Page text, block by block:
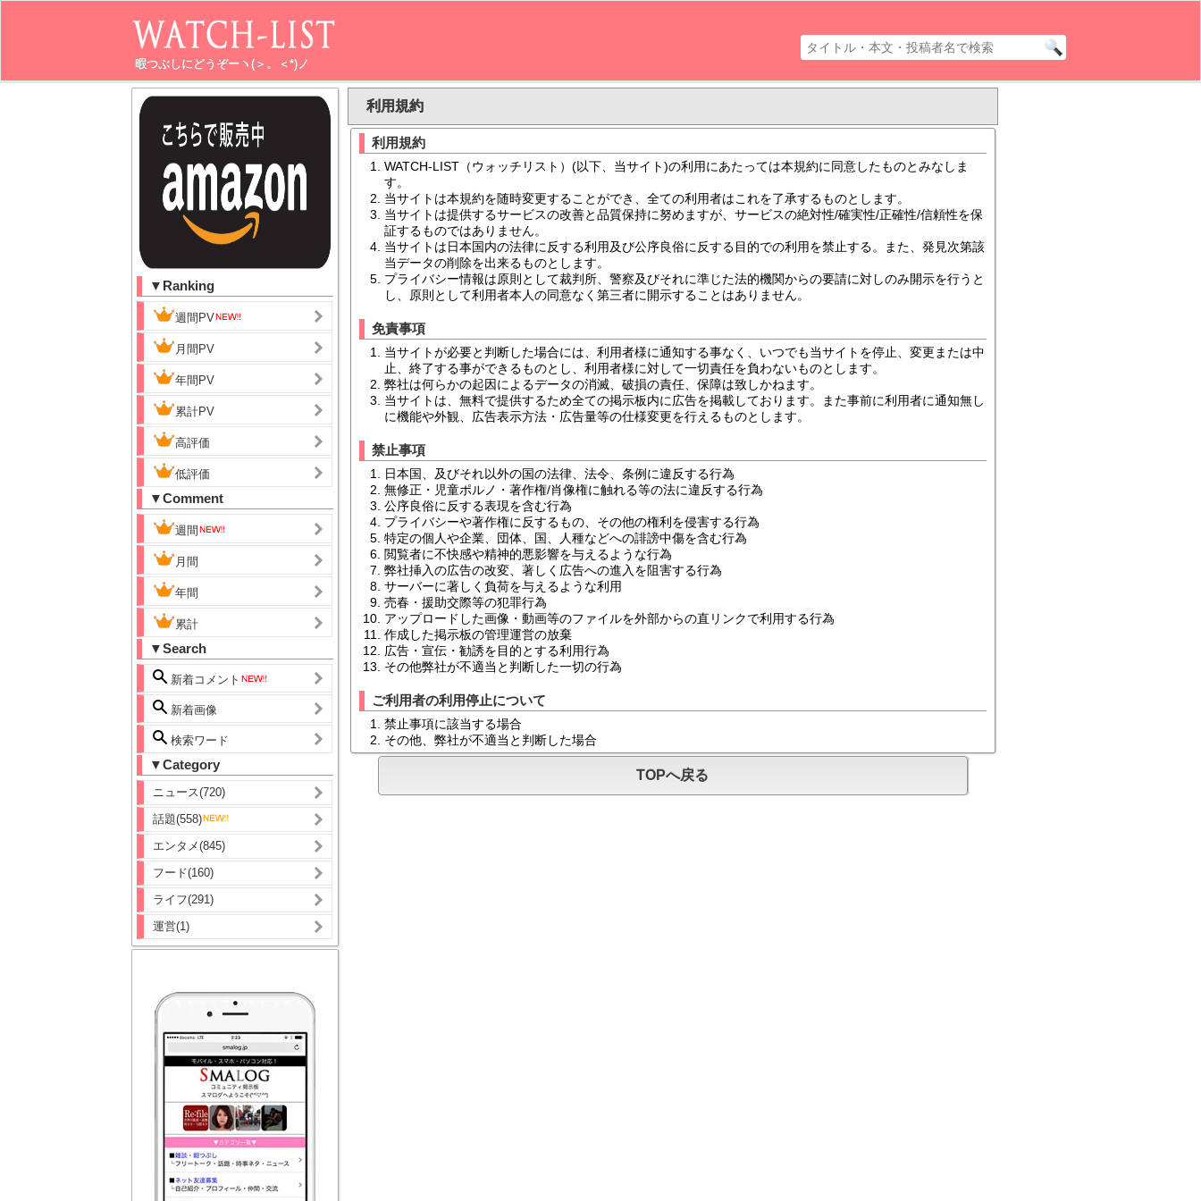
暇つぶしにどうぞーヽ(＞。＜*)ノ
▼Ranking
週間PV
月間PV
年間PV
累計PV
高評価
低評価
▼Comment
週間
月間
年間
累計
▼Search
新着コメント
新着画像
検索ワード
▼Category
ニュース(720)
話題(558)
エンタメ(845)
フード(160)
ライフ(291)
運営(1)
利用規約
利用規約
WATCH-LIST（ウォッチリスト）(以下、当サイト)の利用にあたっては本規約に同意したものとみなしま
す。
当サイトは本規約を随時変更することができ、全ての利用者はこれを了承するものとします。
当サイトは提供するサービスの改善と品質保持に努めますが、サービスの絶対性/確実性/正確性/信頼性を保
証するものではありません。
当サイトは日本国内の法律に反する利用及び公序良俗に反する目的での利用を禁止する。また、発見次第該
当データの削除を出来るものとします。
プライバシー情報は原則として裁判所、警察及びそれに準じた法的機関からの要請に対しのみ開示を行うと
し、原則として利用者本人の同意なく第三者に開示することはありません。
免責事項
当サイトが必要と判断した場合には、利用者様に通知する事なく、いつでも当サイトを停止、変更または中
止、終了する事ができるものとし、利用者様に対して一切責任を負わないものとします。
弊社は何らかの起因によるデータの消滅、破損の責任、保障は致しかねます。
当サイトは、無料で提供するため全ての掲示板内に広告を掲載しております。また事前に利用者に通知無し
に機能や外観、広告表示方法・広告量等の仕様変更を行えるものとします。
禁止事項
日本国、及びそれ以外の国の法律、法令、条例に違反する行為
無修正・児童ポルノ・著作権/肖像権に触れる等の法に違反する行為
公序良俗に反する表現を含む行為
プライバシーや著作権に反するもの、その他の権利を侵害する行為
特定の個人や企業、団体、国、人種などへの誹謗中傷を含む行為
閲覧者に不快感や精神的悪影響を与えるような行為
弊社挿入の広告の改変、著しく広告への進入を阻害する行為
サーバーに著しく負荷を与えるような利用
売春・援助交際等の犯罪行為
アップロードした画像・動画等のファイルを外部からの直リンクで利用する行為
作成した掲示板の管理運営の放棄
広告・宣伝・勧誘を目的とする利用行為
その他弊社が不適当と判断した一切の行為
ご利用者の利用停止について
禁止事項に該当する場合
その他、弊社が不適当と判断した場合
TOPへ戻る